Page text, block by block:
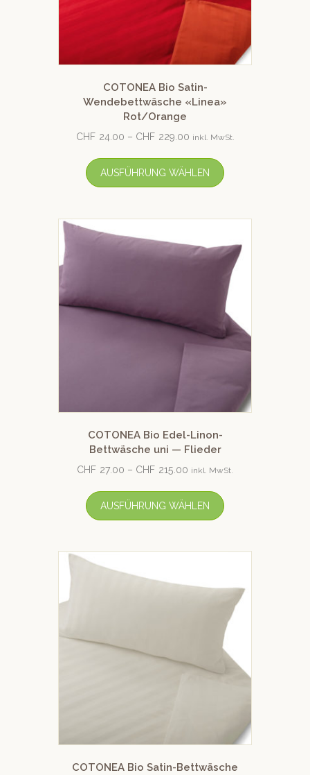
COTONEA Bio Satin-
Wendebettwäsche «Linea»
Rot/Orange
CHF 24.00 – CHF 229.00 inkl. MwSt.
AUSFÜHRUNG WÄHLEN
COTONEA Bio Edel-Linon-
Bettwäsche uni — Flieder
CHF 27.00 – CHF 215.00 inkl. MwSt.
AUSFÜHRUNG WÄHLEN
COTONEA Bio Satin-Bettwäsche